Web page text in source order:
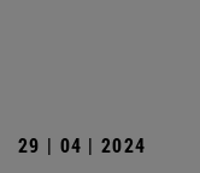
29 | 04 | 2024